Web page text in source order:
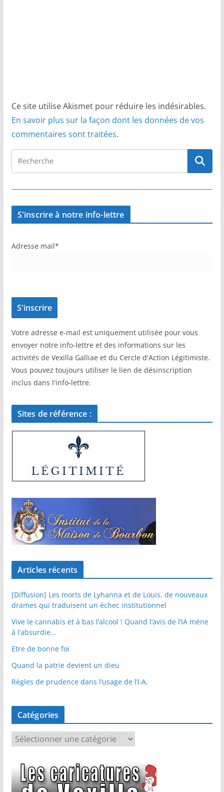
Ce site utilise Akismet pour réduire les indésirables.
En savoir plus sur la façon dont les données de vos
commentaires sont traitées.
S'inscrire à notre info-lettre
Adresse mail*
Votre adresse e-mail est uniquement utilisée pour vous
envoyer notre info-lettre et des informations sur les
activités de Vexilla Galliae et du Cercle d'Action Légitimiste.
Vous pouvez toujours utiliser le lien de désinscription
inclus dans l'info-lettre.
Sites de référence :
Articles récents
[Diffusion] Les morts de Lyhanna et de Louis, de nouveaux
drames qui traduisent un échec institutionnel
Vive le cannabis et à bas l’alcool ! Quand l’avis de l’IA mène
à l’absurdie…
Etre de bonne foi
Quand la patrie devient un dieu
Règles de prudence dans l’usage de l’I.A.
Catégories
a
é
g